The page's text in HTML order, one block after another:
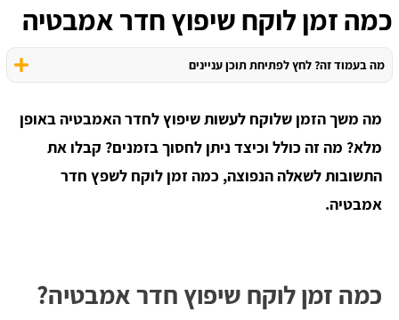
כמה זמן לוקח שיפוץ חדר אמבטיה
מה בעמוד זה? לחץ לפתיחת תוכן עניינים
מה משך הזמן שלוקח לעשות שיפוץ לחדר האמבטיה באופן
מלא? מה זה כולל וכיצד ניתן לחסוך בזמנים? קבלו את
התשובות לשאלה הנפוצה, כמה זמן לוקח לשפץ חדר
אמבטיה.
כמה זמן לוקח שיפוץ חדר אמבטיה?